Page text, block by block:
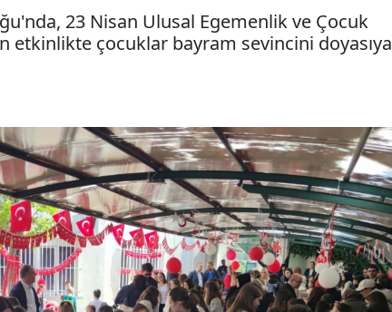
23 Nisan Ulusal Egemenlik ve Çocuk
etkinlikte çocuklar bayram sevincini doyasıya